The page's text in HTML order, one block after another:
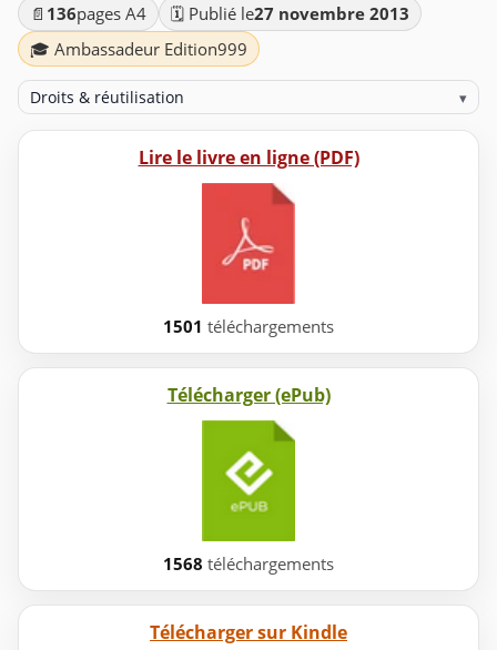
📄 136pages A4 🗓️ Publié le27 novembre 2013
🎓 Ambassadeur Edition999
Droits & réutilisation ▾
Lire le livre en ligne (PDF)
1501 téléchargements
Télécharger (ePub)
1568 téléchargements
Télécharger sur Kindle